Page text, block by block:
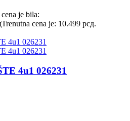
je bila:
Trenutna cena je: 10.499 рсд.
4u1 026231